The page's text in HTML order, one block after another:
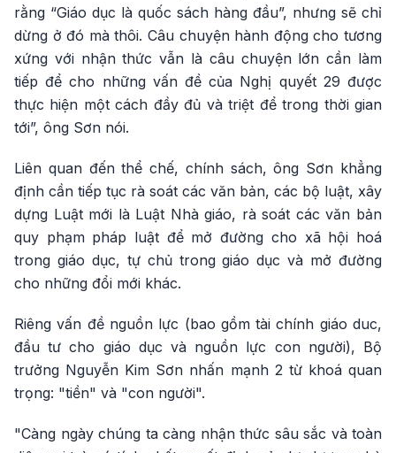
rằng “Giáo dục là quốc sách hàng đầu”, nhưng sẽ chỉ
dừng ở đó mà thôi. Câu chuyện hành động cho tương
xứng với nhận thức vẫn là câu chuyện lớn cần làm
tiếp để cho những vấn đề của Nghị quyết 29 được
thực hiện một cách đầy đủ và triệt để trong thời gian
tới”, ông Sơn nói.
Liên quan đến thể chế, chính sách, ông Sơn khẳng
định cần tiếp tục rà soát các văn bản, các bộ luật, xây
dựng Luật mới là Luật Nhà giáo, rà soát các văn bản
quy phạm pháp luật để mở đường cho xã hội hoá
trong giáo dục, tự chủ trong giáo dục và mở đường
cho những đổi mới khác.
Riêng vấn đề nguồn lực (bao gồm tài chính giáo duc,
đầu tư cho giáo dục và nguồn lực con người), Bộ
trưởng Nguyễn Kim Sơn nhấn mạnh 2 từ khoá quan
trọng: "tiền" và "con người".
"Càng ngày chúng ta càng nhận thức sâu sắc và toàn